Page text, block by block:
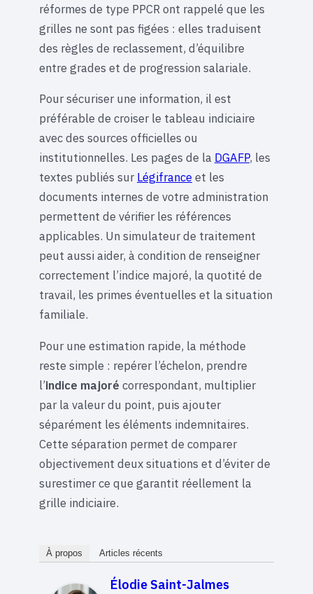
réformes de type PPCR ont rappelé que les
grilles ne sont pas figées : elles traduisent
des règles de reclassement, d’équilibre
entre grades et de progression salariale.
Pour sécuriser une information, il est
préférable de croiser le tableau indiciaire
avec des sources officielles ou
institutionnelles. Les pages de la DGAFP, les
textes publiés surLégifranceet les
documents internes de votre administration
permettent de vérifier les références
applicables. Un simulateur de traitement
peut aussi aider, à condition de renseigner
correctement l’indice majoré, la quotité de
travail, les primes éventuelles et la situation
familiale.
Pour une estimation rapide, la méthode
reste simple : repérer l’échelon, prendre
l’indice majoré correspondant, multiplier
par la valeur du point, puis ajouter
séparément les éléments indemnitaires.
Cette séparation permet de comparer
objectivement deux situations et d’éviter de
surestimer ce que garantit réellement la
grille indiciaire.
À propos Articles récents
Élodie Saint-Jalmes